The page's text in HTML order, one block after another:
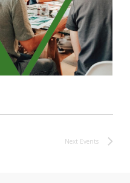
Next Events